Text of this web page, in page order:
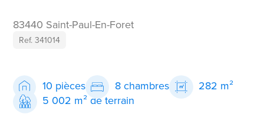
83440 Saint-Paul-En-Foret
Ref. 341014
10 pièces 8 chambres
282 m²
5 002 m² de terrain